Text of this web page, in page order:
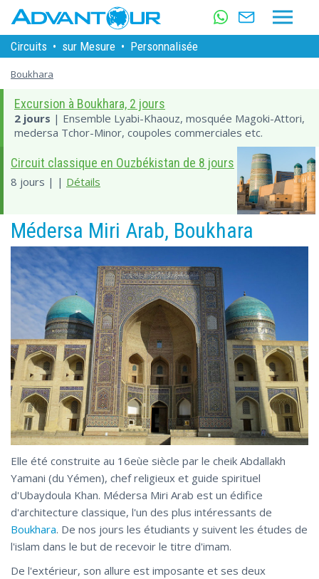
Circuits • sur Mesure • Personnalisée
Boukhara
Excursion à Boukhara, 2 jours
2 jours | Ensemble Lyabi-Khaouz, mosquée Magoki-Attori,
medersa Tchor-Minor, coupoles commerciales etc.
Circuit classique en Ouzbékistan de 8 jours
8 jours | | Détails
Médersa Miri Arab, Boukhara
Elle été construite au 16eùe siècle par le cheik Abdallakh
Yamani (du Yémen), chef religieux et guide spirituel
d'Ubaydoula Khan. Médersa Miri Arab est un édifice
d'architecture classique, l'un des plus intéressants de
Boukhara. De nos jours les étudiants y suivent les études de
l'islam dans le but de recevoir le titre d'imam.
De l'extérieur, son allure est imposante et ses deux